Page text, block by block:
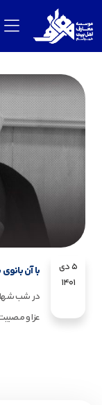
5 دی
1401
با آن
در شب
عزا و